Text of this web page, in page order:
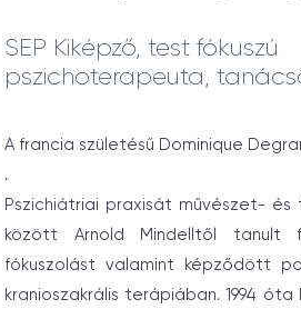
SEP Kiképző, test fókuszú
pszichoterapeuta,
A francia születésű Dominique
.
Pszichiátriai praxisát művészet- és
között Arnold Mindelltől tanult
fókuszolást valamint képződött
kranioszakrális terápiában. 1994